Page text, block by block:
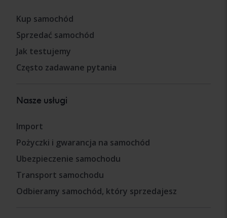
Kup samochód
Sprzedać samochód
Jak testujemy
Często zadawane pytania
Nasze usługi
Import
Pożyczki i gwarancja na samochód
Ubezpieczenie samochodu
Transport samochodu
Odbieramy samochód, który sprzedajesz